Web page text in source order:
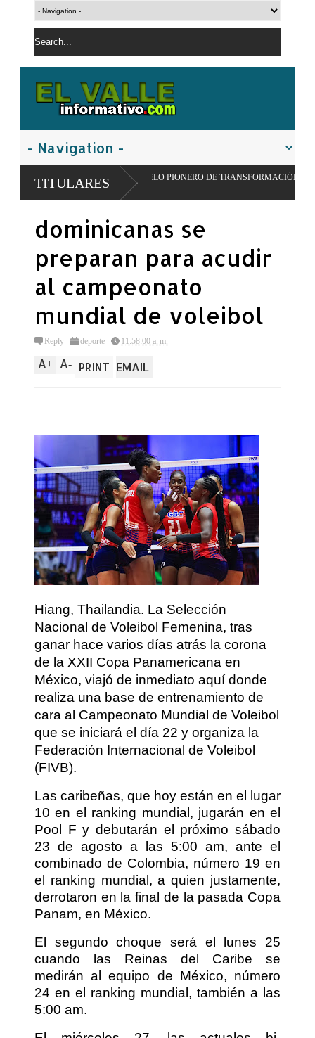
TITULARES
MODELO PIONERO DE TRANSFORMACIÓN ALIMENTARIA Y REDES
dominicanas se
preparan para acudir
al campeonato
mundial de voleibol
Reply deporte 11:58:00 a. m.
A+ A- PRINT EMAIL
Hiang, Thailandia. La Selección
Nacional de Voleibol Femenina, tras
ganar hace varios días atrás la corona
de la XXII Copa Panamericana en
México, viajó de inmediato aquí donde
realiza una base de entrenamiento de
cara al Campeonato Mundial de Voleibol
que se iniciará el día 22 y organiza la
Federación Internacional de Voleibol
(FIVB).
Las caribeñas, que hoy están en el lugar
10 en el ranking mundial, jugarán en el
Pool F y debutarán el próximo sábado
23 de agosto a las 5:00 am, ante el
combinado de Colombia, número 19 en
el ranking mundial, a quien justamente,
derrotaron en la final de la pasada Copa
Panam, en México.
El segundo choque será el lunes 25
cuando las Reinas del Caribe se
medirán al equipo de México, número
24 en el ranking mundial, también a las
5:00 am.